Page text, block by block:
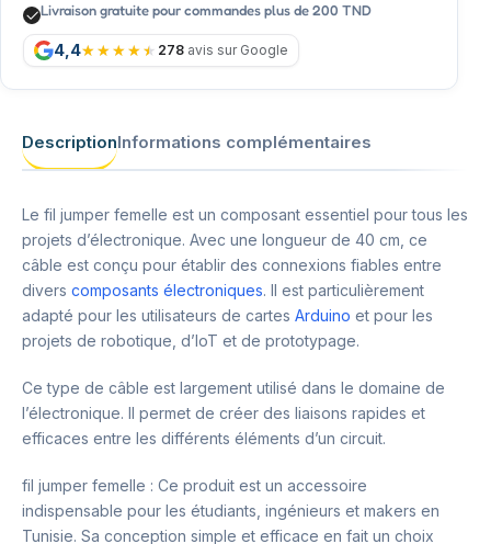
Livraison gratuite pour commandes plus de 200 TND
4,4 278 avis sur Google
DescriptionInformations complémentaires
Le fil jumper femelle est un composant essentiel pour tous les
projets d’électronique. Avec une longueur de 40 cm, ce
câble est conçu pour établir des connexions fiables entre
divers composants électroniques. Il est particulièrement
adapté pour les utilisateurs de cartes Arduino et pour les
projets de robotique, d’IoT et de prototypage.
Ce type de câble est largement utilisé dans le domaine de
l’électronique. Il permet de créer des liaisons rapides et
efficaces entre les différents éléments d’un circuit.
fil jumper femelle : Ce produit est un accessoire
indispensable pour les étudiants, ingénieurs et makers en
Tunisie. Sa conception simple et efficace en fait un choix